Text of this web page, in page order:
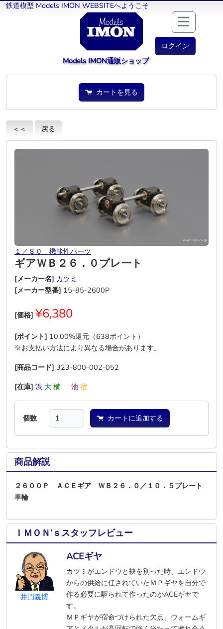
鉄道模型 Models IMON WEBSITEへようこそ
ログイン
Models IMON通販ショップ
カートを見る
＜＜ 戻る
１／８０ 機能性パーツ
ギアＷＢ２６．０プレート
[メーカー名] カツミ
[メーカー型番] 15-85-2600P
[価格] ¥6,380
[ポイント] 10.00%還元（638ポイント）
※お支払い方法により異なる場合があります。
[商品コード] 323-800-002-052
[在庫] 渋 大 横 池 宿
個数 カートに追加する
商品解説
２６００Ｐ ＡＣＥギア ＷＢ２６．０／１０．５プレート
車輪
ＩＭＯＮ’ｓスタッフレビュー
井門義博
ACEギヤ
カツミがエンドウと袂を別った時、エンドウ
からの供給に任されていたＭＰギヤを自分で
作る必要に駆られて作ったのがACEギヤで
す。
ＭＰギヤが宿命づけられた欠点、ウォームギ